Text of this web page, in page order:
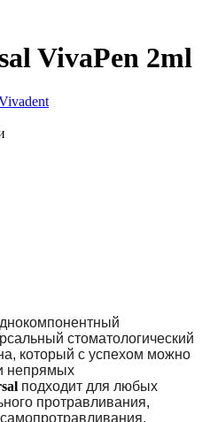
VivaPen 2ml
стоматологический
который с успехом можно
непрямых
подходит для любых
протравливания,